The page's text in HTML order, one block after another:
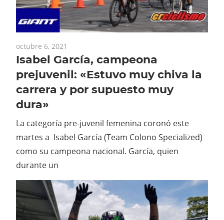
octubre 6, 2021
Isabel García, campeona
prejuvenil: «Estuvo muy chiva la
carrera y por supuesto muy
dura»
La categoría pre-juvenil femenina coronó este
martes a Isabel García (Team Colono Specialized)
como su campeona nacional. García, quien
durante un